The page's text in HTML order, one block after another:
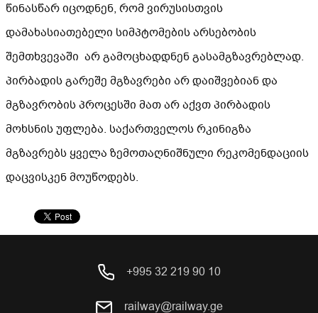
წინასწარ იცოდნენ, რომ ვირუსისთვის
დამახასიათებელი სიმპტომების არსებობის
შემთხვევაში არ გამოცხადდნენ გასამგზავრებლად.
პირბადის გარეშე მგზავრები არ დაიშვებიან და
მგზავრობის პროცესში მათ არ აქვთ პირბადის
მოხსნის უფლება. საქართველოს რკინიგზა
მგზავრებს ყველა ზემოთაღნიშნული რეკომენდაციის
დაცვისკენ მოუწოდებს.
+995 32 219 90 10
railway@railway.ge